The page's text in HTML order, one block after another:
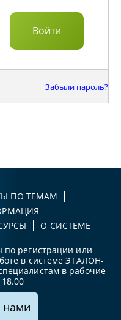
Забыли пароль?
ПО ТЕМАМ
О СИСТЕМЕ
по регистрации или
в системе ЭТАЛОН-
в рабочие
нами